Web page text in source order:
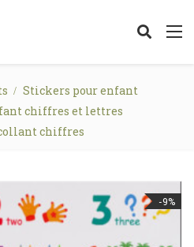
Stickers pour enfant
chiffres et lettres
chiffres
-9%